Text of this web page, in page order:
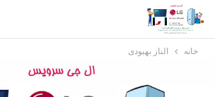
خانه الناز بهبودی